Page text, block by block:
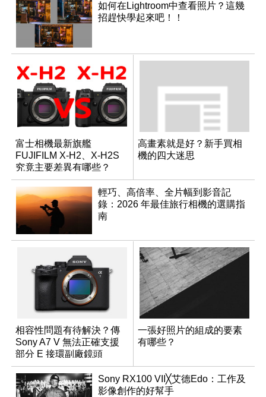
如何在Lightroom中查看照片？這幾
招趕快學起來吧！！
富士相機最新旗艦
FUJIFILM X-H2、X-H2S
究竟主要差異有哪些？
高畫素就是好？新手買相
機的四大迷思
輕巧、高倍率、全片幅到影音記
錄：2026 年最佳旅行相機的選購指
南
相容性問題有待解決？傳
Sony A7 V 無法正確支援
部分 E 接環副廠鏡頭
一張好照片的組成的要素
有哪些？
Sony RX100 VII╳艾德Edo：工作及
影像創作的好幫手